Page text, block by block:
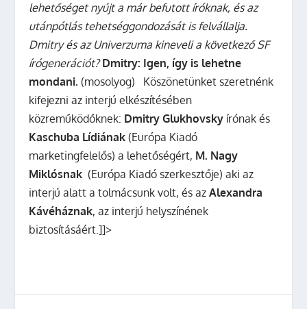
lehetőséget nyújt a már befutott íróknak, és az
utánpótlás tehetséggondozását is felvállalja.
Dmitry és az Univerzuma kineveli a következő SF
írógenerációt? Dmitry: Igen, így is lehetne
mondani. (mosolyog) Köszönetünket szeretnénk
kifejezni az interjú elkészítésében
közreműködőknek: Dmitry Glukhovsky írónak és
Kaschuba Lídiának (Európa Kiadó
marketingfelelős) a lehetőségért, M. Nagy
Miklósnak (Európa Kiadó szerkesztője) aki az
interjú alatt a tolmácsunk volt, és azAlexandra
Kávéháznak, az interjú helyszínének
biztosításáért.]]>